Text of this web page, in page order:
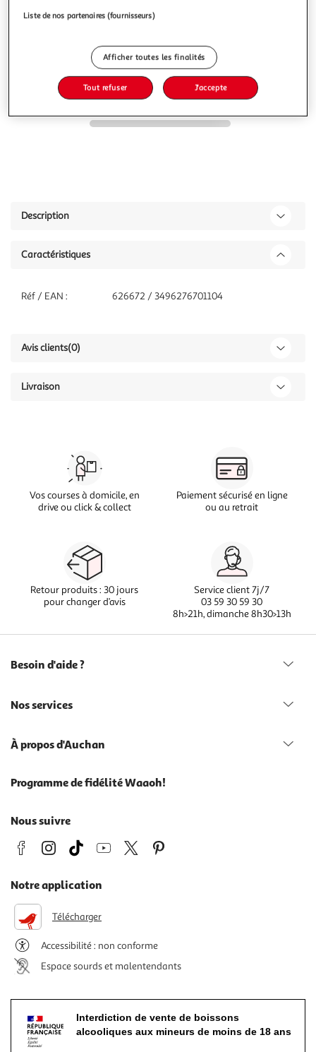
19,90€ / pce
Description
Caractéristiques
Réf / EAN : 626672 / 3496276701104
Avis clients(0)
Livraison
Vos courses à domicile, en
drive ou click & collect
Paiement sécurisé en ligne
ou au retrait
Retour produits : 30 jours
pour changer d’avis
Service client 7j/7
03 59 30 59 30
8h>21h, dimanche 8h30>13h
Besoin d'aide ?
Nos services
À propos d'Auchan
Programme de fidélité Waaoh!
Nous suivre
Notre application
Télécharger
Accessibilité : non conforme
Espace sourds et malentendants
Interdiction de vente de boissons
alcooliques aux mineurs de moins de 18 ans
Liste de nos partenaires (fournisseurs)
Afficher toutes les finalités
Tout refuser J'accepte